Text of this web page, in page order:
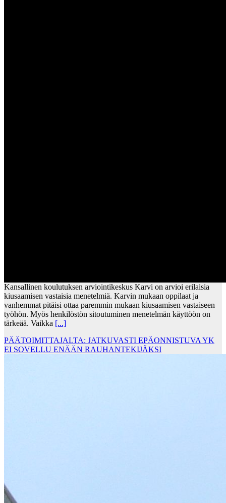
Kansallinen koulutuksen arviointikeskus Karvi on arvioi erilaisia
kiusaamisen vastaisia menetelmiä. Karvin mukaan oppilaat ja
vanhemmat pitäisi ottaa paremmin mukaan kiusaamisen vastaiseen
työhön. Myös henkilöstön sitoutuminen menetelmän käyttöön on
tärkeää. Vaikka [...]
PÄÄTOIMITTAJALTA: JATKUVASTI EPÄONNISTUVA YK
EI SOVELLU ENÄÄN RAUHANTEKIJÄKSI